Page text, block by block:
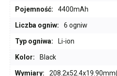
Pojemność: 4400mAh
Liczba ogniw: 6 ogniw
Typ ogniwa: Li-ion
Kolor: Black
Wymiary: